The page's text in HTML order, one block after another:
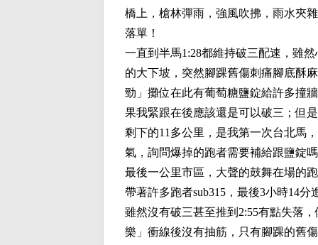
橋上，槍林彈雨，強風吹拂，雨水夾
落單！
一直到半馬1:28都維持破三配速，雖
的大下坡，突然腳踝舊傷刺痛腳底酥
勁」攤位在此有葡萄糖鹽錠給許多撞
果我緊跟在後應該還是可以破三；但
剩下的11多公里，是我第一次台北馬
氣，詢問爆掉的跑者需要補給跟鹽錠
最後一公里市區，大聲的鼓舞在場的
帶著許多跑者sub315，最後3小時14分
雖然沒有破三甚至推到2:55有點失落
樂」衝線後沒有抽筋，只有腳踝的舊